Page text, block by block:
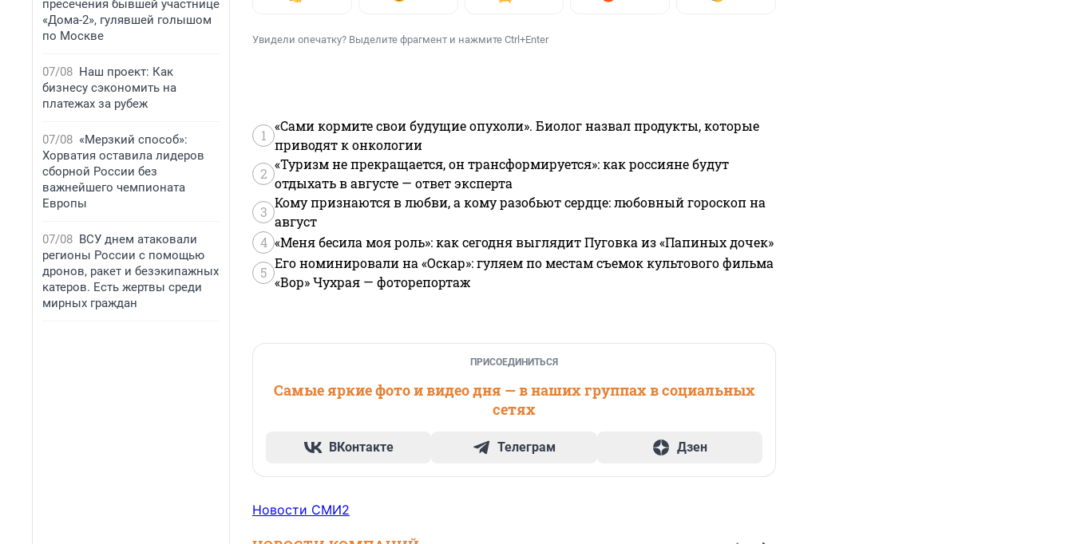
пресечения бывшей участнице
«Дома-2», гулявшей голышом
по Москве
07/08 Наш проект: Как
бизнесу сэкономить на
платежах за рубеж
07/08 «Мерзкий способ»:
Хорватия оставила лидеров
сборной России без
важнейшего чемпионата
Европы
07/08 ВСУ днем атаковали
регионы России с помощью
дронов, ракет и безэкипажных
катеров. Есть жертвы среди
мирных граждан
Увидели опечатку? Выделите фрагмент и нажмите Ctrl+Enter
1
«Сами кормите свои будущие опухоли». Биолог назвал продукты, которые
приводят к онкологии
2
«Туризм не прекращается, он трансформируется»: как россияне будут
отдыхать в августе — ответ эксперта
3
Кому признаются в любви, а кому разобьют сердце: любовный гороскоп на
август
4 «Меня бесила моя роль»: как сегодня выглядит Пуговка из «Папиных дочек»
5
Его номинировали на «Оскар»: гуляем по местам съемок культового фильма
«Вор» Чухрая — фоторепортаж
ПРИСОЕДИНИТЬСЯ
Самые яркие фото и видео дня — в наших группах в социальных
сетях
ВКонтакте Телеграм Дзен
Новости СМИ2